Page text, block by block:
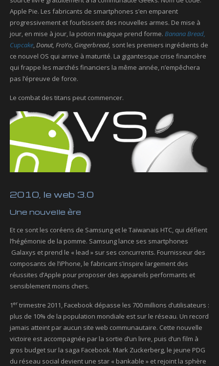
Apple Pie. Les fabricants de smartphones s’en emparent
progressivement et fourbissent des nouvelles armes. De mise à
jour, en mise à jour, la potion magique prend forme. Banana Bread,
Cupcake,Donut, FroYo, Gingerbread, sont les premiers ingrédients de
ce nouvel OS qui arrive à maturité. La gigantesque crise financière
qui frappe les marchés financiers la même année, n’empêchera
pas l’épreuve de force.
Le combat des titans peut commencer.
2010, le web 3.0
Une nouvelle ère
Et ce sont les coréens de Samsung et le Taïwanais HTC, qui défient
l’hégémonie de la pomme. Samsung lance ses smartphones
Galaxys et prend le « lead » sur ses concurrents. Fournisseur des
composants de l’iPhone, le fabricant s’inspire largement des
réussites d’Apple pour proposer des appareils performants et
sensiblement moins chers.
1er trimestre 2011, Facebook dépasse les 700 millions d’utilisateurs :
plus de 10% de la population mondiale est sur le réseau. Un record
jamais atteint par aucun site web communautaire. Cette nouvelle
victoire est accompagnée par la sortie d’un livre, puis d’un film à
gros budget sur la saga Facebook. Mark Zuckerberg, le jeune PDG
du réseau social devient une star « bankable » et rejoint la sphère